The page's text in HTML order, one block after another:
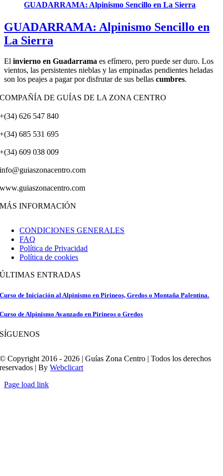
GUADARRAMA: Alpinismo Sencillo en La Sierra
GUADARRAMA: Alpinismo Sencillo en
La Sierra
El invierno en Guadarrama es efímero, pero puede ser duro. Los
vientos, las persistentes nieblas y las empinadas pendientes heladas
son los peajes a pagar por disfrutar de sus bellas cumbres.
COMPAÑÍA DE GUÍAS DE LA ZONA CENTRO
+(34) 626 547 840
+(34) 685 531 695
+(34) 609 038 009
info@guiaszonacentro.com
www.guiaszonacentro.com
MÁS INFORMACIÓN
CONDICIONES GENERALES
FAQ
Política de Privacidad
Política de cookies
ÚLTIMAS ENTRADAS
Curso de Iniciación al Alpinismo en Pirineos, Gredos o Montaña Palentina.
Curso de Alpinismo Avanzado en Pirineos o Gredos
SÍGUENOS
© Copyright 2016 - 2026 | Guías Zona Centro | Todos los derechos
reservados | ByWebclicart
Page load link